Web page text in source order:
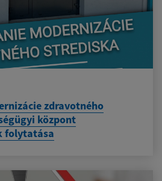
zdravotného
központ
folytatása